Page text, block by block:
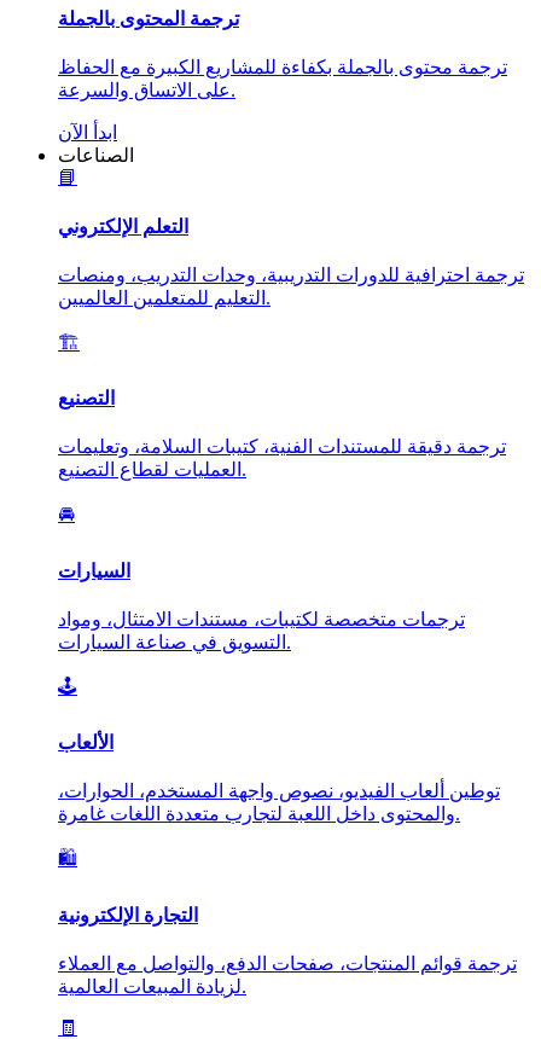
ترجمة المحتوى بالجملة
ترجمة محتوى بالجملة بكفاءة للمشاريع الكبيرة مع الحفاظ
على الاتساق والسرعة.
ابدأ الآن
الصناعات
📘
التعلم الإلكتروني
ترجمة احترافية للدورات التدريبية، وحدات التدريب، ومنصات
التعليم للمتعلمين العالميين.
🏗️
التصنيع
ترجمة دقيقة للمستندات الفنية، كتيبات السلامة، وتعليمات
العمليات لقطاع التصنيع.
🚘
السيارات
ترجمات متخصصة لكتيبات، مستندات الامتثال، ومواد
التسويق في صناعة السيارات.
🕹️
الألعاب
توطين ألعاب الفيديو، نصوص واجهة المستخدم، الحوارات،
والمحتوى داخل اللعبة لتجارب متعددة اللغات غامرة.
🛍️
التجارة الإلكترونية
ترجمة قوائم المنتجات، صفحات الدفع، والتواصل مع العملاء
لزيادة المبيعات العالمية.
🧾